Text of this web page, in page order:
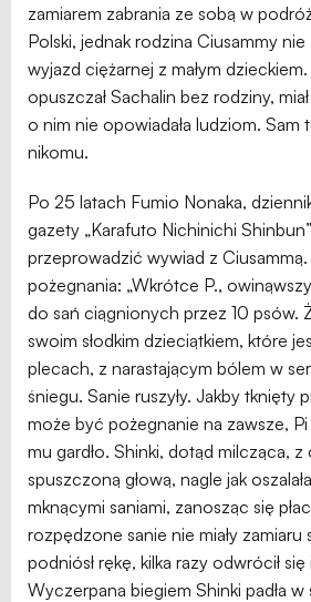
zamiarem zabrania ze sobą w
Polski, jednak rodzina Ciusammy nie
wyjazd ciężarnej z małym
opuszczał Sachalin bez rodziny,
o nim nie opowiadała ludziom. Sam
nikomu.
Po 25 latach Fumio Nonaka,
gazety „Karafuto Nichinichi
przeprowadzić wywiad z Ciusammą.
pożegnania: „Wkrótce P.,
do sań ciągnionych przez 10 psów.
swoim słodkim dzieciątkiem, które
plecach, z narastającym bólem w
śniegu. Sanie ruszyły. Jakby tknięty
może być pożegnanie na zawsze, Pi
mu gardło. Shinki, dotąd milcząca, z
spuszczoną głową, nagle jak
mknącymi saniami, zanosząc się
rozpędzone sanie nie miały zamiaru
podniósł rękę, kilka razy odwrócił się
Wyczerpana biegiem Shinki padła w